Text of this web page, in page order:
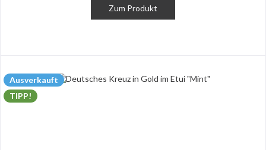
Zum Produkt
Ausverkauft
TIPP!